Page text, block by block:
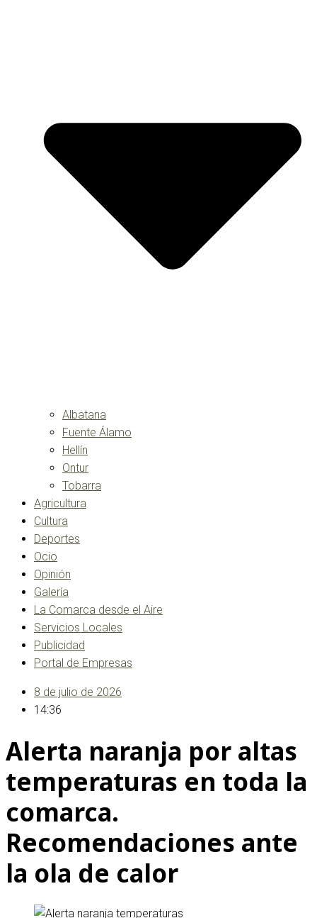
Albatana
Fuente Álamo
Hellín
Ontur
Tobarra
Agricultura
Cultura
Deportes
Ocio
Opinión
Galería
La Comarca desde el Aire
Servicios Locales
Publicidad
Portal de Empresas
8 de julio de 2026
14:36
Alerta naranja por altas
temperaturas en toda la
comarca.
Recomendaciones ante
la ola de calor